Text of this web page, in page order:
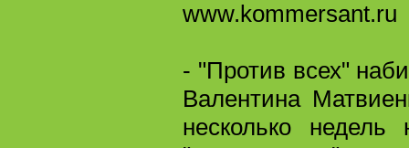
www.kommersant.ru
- "Против всех"
Валентина
несколько